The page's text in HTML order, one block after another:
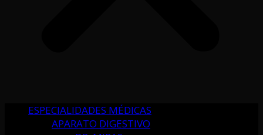
ESPECIALIDADES MÉDICAS
APARATO DIGESTIVO